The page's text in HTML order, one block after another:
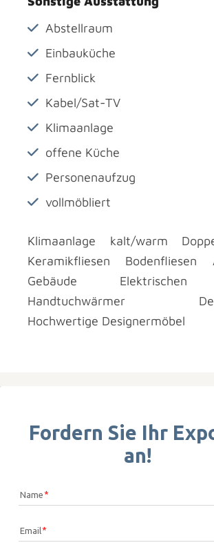
Abstellraum
Einbauküche
Fernblick
Kabel/Sat-TV
Klimaanlage
offene Küche
Personenaufzug
vollmöbliert
Klimaanlage kalt/warm
Keramikfliesen
Gebäude Elektrischen
Handtuchwärmer
Hochwertige Designermöbel
Fordern Sie Ihr
an!
Name
Email